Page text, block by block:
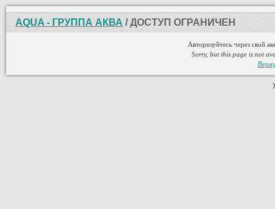
AQUA - ГРУППА АКВА / ДОСТУП ОГРАНИЧЕН
Авторизуйтесь через свой
Sorry, but this page is not